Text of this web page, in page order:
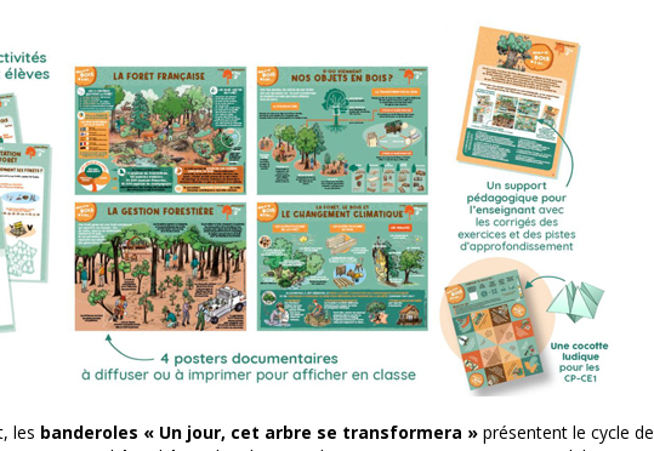
les banderoles « Un jour, cet arbre se transformera » présentent le cycle de